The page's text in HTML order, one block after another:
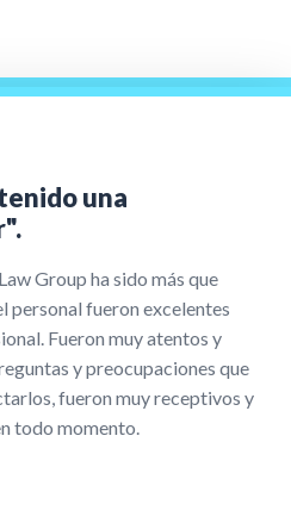
una
Group ha sido más que
personal fueron excelentes
Fueron muy atentos y
y preocupaciones que
fueron muy receptivos y
todo momento.